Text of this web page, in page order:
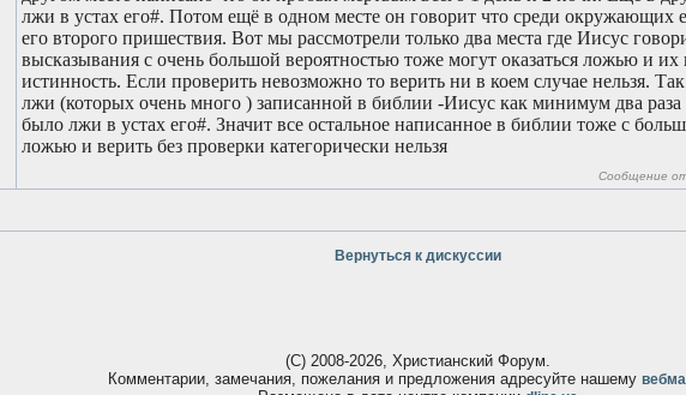
лжи в устах его#. Потом ещё в одном месте он говорит что среди окружающих
его второго пришествия. Вот мы рассмотрели только два места где Иисус
высказывания с очень большой вероятностью тоже могут оказаться ложью и их
истинность. Если проверить невозможно то верить ни в коем случае нельзя.
лжи (которых очень много ) записанной в библии -Иисус как минимум два раза
было лжи в устах его#. Значит все остальное написанное в библии тоже с
ложью и верить без проверки категорически нельзя
Сообщение
Вернуться к дискуссии
(С) 2008-2026, Христианский Форум.
Комментарии, замечания, пожелания и предложения адресуйте нашему